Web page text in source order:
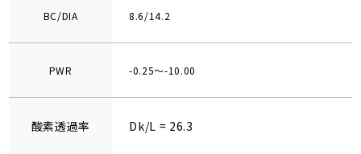
BC/DIA 8.6/14.2
PWR -0.25～-10.00
酸素透過率 Dk/L = 26.3